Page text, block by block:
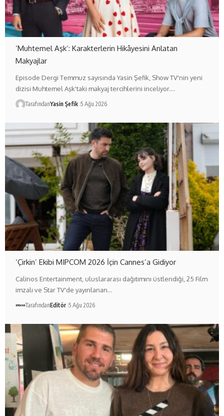
‘Muhtemel Aşk’: Karakterlerin Hikâyesini Anlatan
Makyajlar
Episode Dergi Temmuz sayısında Yasin Şefik, Show TV'nin yeni
dizisi Muhtemel Aşk'taki makyaj tercihlerini inceliyor.…
TarafındanYasin Şefik 5 Ağu 2026
‘Çirkin’ Ekibi MIPCOM 2026 İçin Cannes’a Gidiyor
Calinos Entertainment, uluslararası dağıtımını üstlendiği, 25 Film
imzalı ve Star TV'de yayınlanan…
TarafındanEditör 5 Ağu 2026